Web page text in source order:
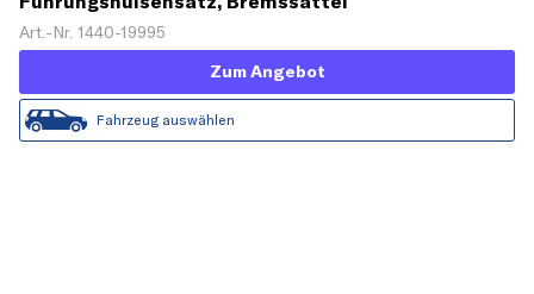
Art.-Nr. 1440-19995
Zum Angebot
Fahrzeug auswählen